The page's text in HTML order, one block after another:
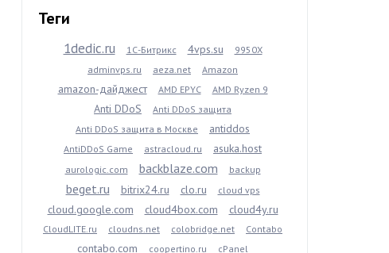
Теги
1dedic.ru 1С-Битрикс 4vps.su
9950X
adminvps.ru
aeza.net Amazon
amazon-дайджест AMD EPYC AMD Ryzen 9
Anti DDoS
Anti DDoS защита
Anti DDoS защита в Москве
antiddos
AntiDDoS Game astracloud.ru asuka.host
aurologic.com backblaze.com backup
beget.ru bitrix24.ru clo.ru cloud vps
cloud.google.com cloud4box.com cloud4y.ru
CloudLITE.ru cloudns.net colobridge.net Contabo
contabo.com coopertino.ru cPanel